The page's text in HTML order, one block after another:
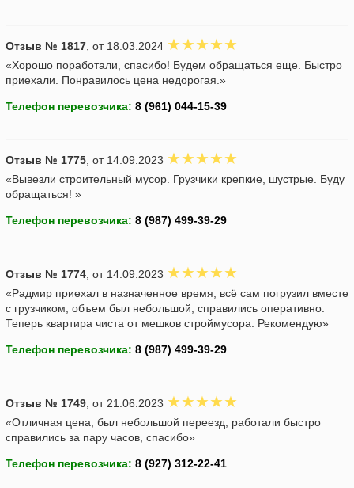
Отзыв № 1817 , от 18.03.2024
«Хорошо поработали, спасибо! Будем обращаться еще. Быстро
приехали. Понравилось цена недорогая.»
Телефон перевозчика:
Отзыв № 1775 , от 14.09.2023
«Вывезли строительный мусор. Грузчики крепкие, шустрые. Буду
обращаться! »
Телефон перевозчика:
Отзыв № 1774 , от 14.09.2023
«Радмир приехал в назначенное время, всё сам погрузил вместе
с грузчиком, объем был небольшой, справились оперативно.
Теперь квартира чиста от мешков строймусора. Рекомендую»
Телефон перевозчика:
Отзыв № 1749 , от 21.06.2023
«Отличная цена, был небольшой переезд, работали быстро
справились за пару часов, спасибо»
Телефон перевозчика: